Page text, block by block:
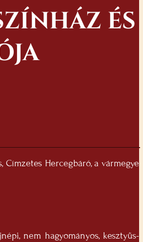
ÉS
Hercegbáró, a vármegye
nem hagyományos, kesztyűs-